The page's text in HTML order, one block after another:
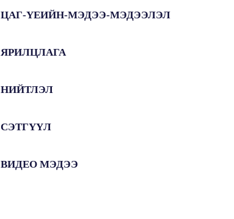
ЦАГ-ҮЕИЙН-МЭДЭЭ-МЭДЭЭЛЭЛ
ЯРИЛЦЛАГА
НИЙТЛЭЛ
СЭТГҮҮЛ
ВИДЕО МЭДЭЭ